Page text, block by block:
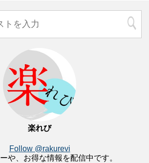
楽れび
Follow @rakurevi
や、お得な情報を配信中です。